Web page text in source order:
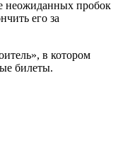
неожиданных пробок
его за
в котором
билеты.